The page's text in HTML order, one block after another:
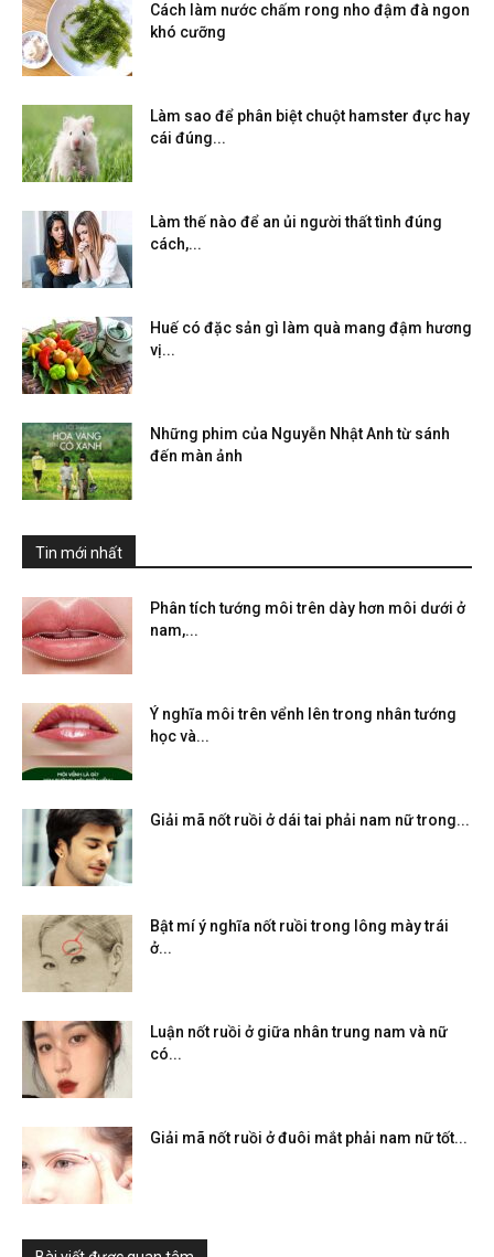
Cách làm nước chấm rong nho đậm đà ngon
khó cưỡng
Làm sao để phân biệt chuột hamster đực hay
cái đúng...
Làm thế nào để an ủi người thất tình đúng
cách,...
Huế có đặc sản gì làm quà mang đậm hương
vị...
Những phim của Nguyễn Nhật Anh từ sánh
đến màn ảnh
Tin mới nhất
Phân tích tướng môi trên dày hơn môi dưới ở
nam,...
Ý nghĩa môi trên vểnh lên trong nhân tướng
học và...
Giải mã nốt ruồi ở dái tai phải nam nữ trong...
Bật mí ý nghĩa nốt ruồi trong lông mày trái
ở...
Luận nốt ruồi ở giữa nhân trung nam và nữ
có...
Giải mã nốt ruồi ở đuôi mắt phải nam nữ tốt...